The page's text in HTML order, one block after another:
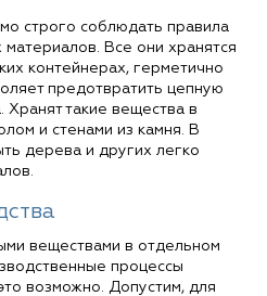
строго соблюдать правила
Все они хранятся
контейнерах, герметично
предотвратить цепную
такие вещества в
и стенами из камня. В
дерева и других легко
веществами в отдельном
процессы
возможно. Допустим, для